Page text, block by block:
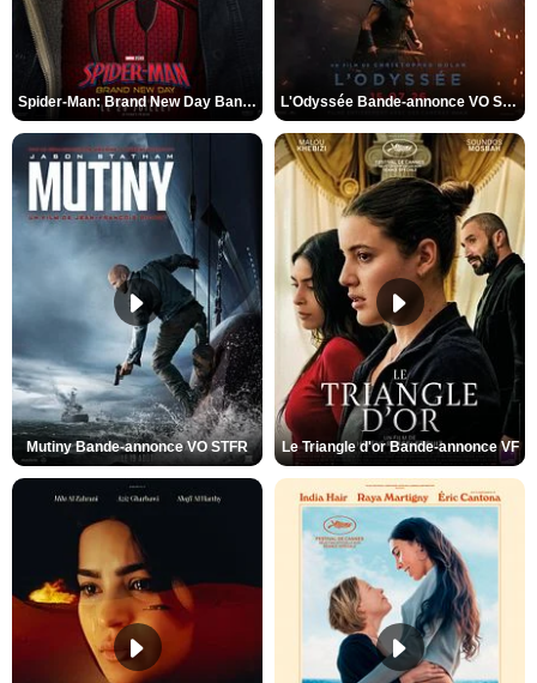
Spider-Man: Brand New Day Bande-annonce VO STFR L'Odyssée Bande-annonce VO STFR
Mutiny Bande-annonce VO STFR Le Triangle d'or Bande-annonce VF